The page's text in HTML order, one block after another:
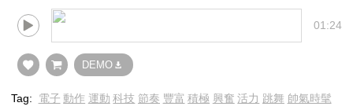
01:24
DEMO
Tag: 電子 動作 運動 科技 節奏 豐富 積極 興奮 活力 跳舞 帥氣時髦